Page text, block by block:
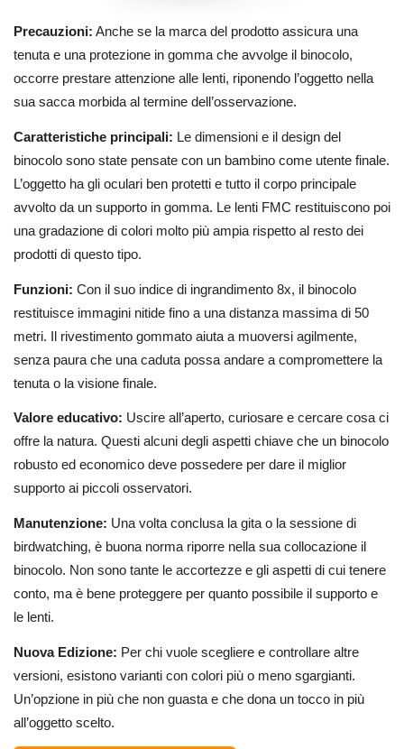
Precauzioni: Anche se la marca del prodotto assicura una
tenuta e una protezione in gomma che avvolge il binocolo,
occorre prestare attenzione alle lenti, riponendo l’oggetto nella
sua sacca morbida al termine dell’osservazione.
Caratteristiche principali: Le dimensioni e il design del
binocolo sono state pensate con un bambino come utente finale.
L’oggetto ha gli oculari ben protetti e tutto il corpo principale
avvolto da un supporto in gomma. Le lenti FMC restituiscono poi
una gradazione di colori molto più ampia rispetto al resto dei
prodotti di questo tipo.
Funzioni: Con il suo indice di ingrandimento 8x, il binocolo
restituisce immagini nitide fino a una distanza massima di 50
metri. Il rivestimento gommato aiuta a muoversi agilmente,
senza paura che una caduta possa andare a compromettere la
tenuta o la visione finale.
Valore educativo: Uscire all’aperto, curiosare e cercare cosa ci
offre la natura. Questi alcuni degli aspetti chiave che un binocolo
robusto ed economico deve possedere per dare il miglior
supporto ai piccoli osservatori.
Manutenzione: Una volta conclusa la gita o la sessione di
birdwatching, è buona norma riporre nella sua collocazione il
binocolo. Non sono tante le accortezze e gli aspetti di cui tenere
conto, ma è bene proteggere per quanto possibile il supporto e
le lenti.
Nuova Edizione: Per chi vuole scegliere e controllare altre
versioni, esistono varianti con colori più o meno sgargianti.
Un’opzione in più che non guasta e che dona un tocco in più
all’oggetto scelto.